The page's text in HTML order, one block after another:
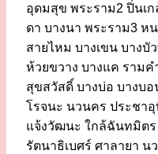
อุดมสุข พระราม2 ปิ่นเ
ดา บางนา พระราม3 ห
สายไหม บางเขน บางบั
ห้วยขวาง บางแค ราม
สุขสวัสดิ์ บางบ่อ บางบ
โรจนะ นวนคร ประชา
แจ้งวัฒนะ ใกล้ฉันทมิต
รัตนาธิเบศร์ ศาลายา